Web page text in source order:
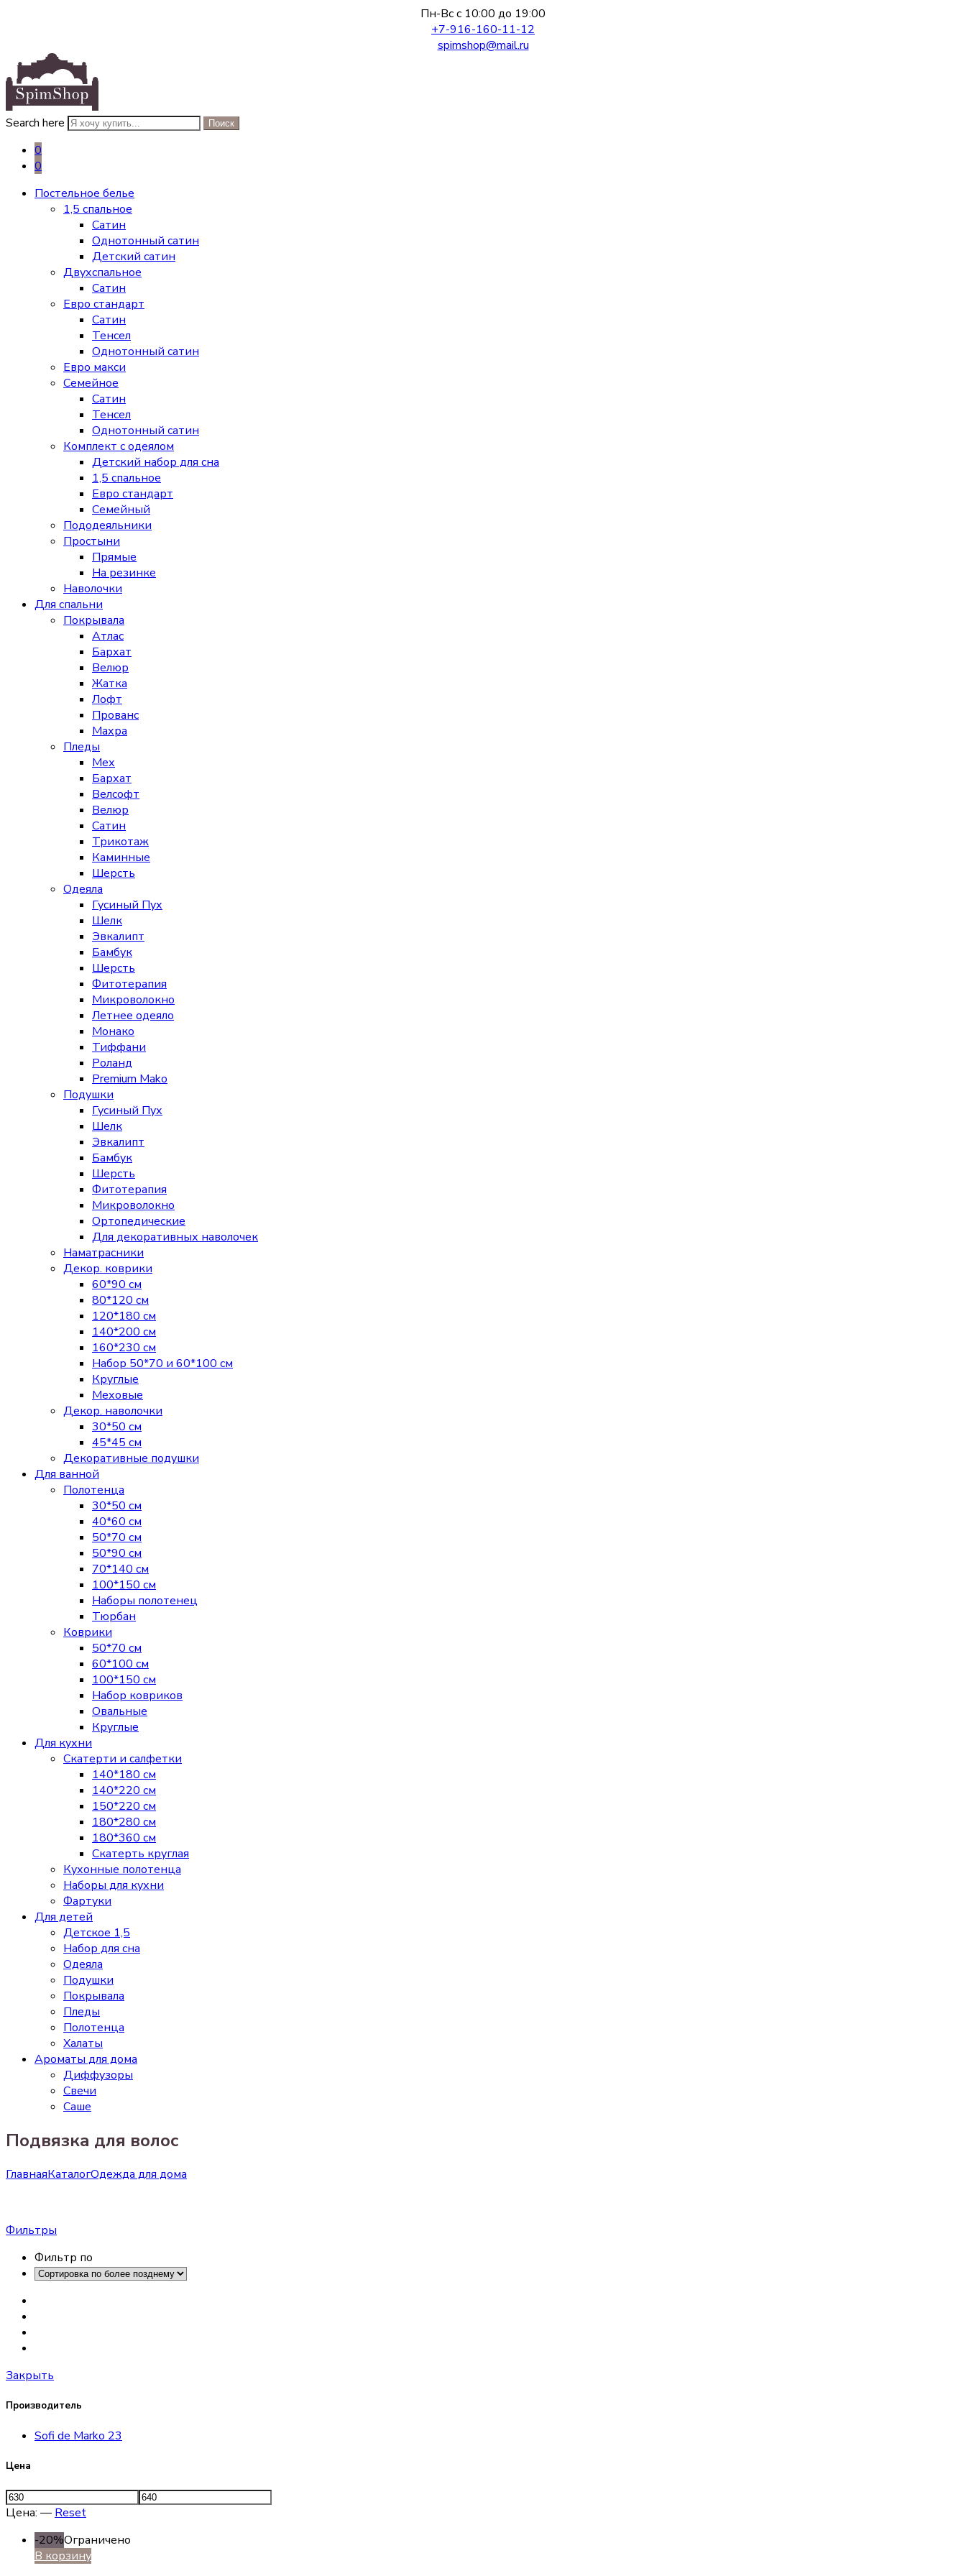
Пн-Вс с 10:00 до 19:00
+7-916-160-11-12
spimshop@mail.ru
Search here Поиск
0
0
Постельное белье
1,5 спальное
Сатин
Однотонный сатин
Детский сатин
Двухспальное
Сатин
Евро стандарт
Сатин
Тенсел
Однотонный сатин
Евро макси
Семейное
Сатин
Тенсел
Однотонный сатин
Комплект с одеялом
Детский набор для сна
1,5 спальное
Евро стандарт
Семейный
Пододеяльники
Простыни
Прямые
На резинке
Наволочки
Для спальни
Покрывала
Атлас
Бархат
Велюр
Жатка
Лофт
Прованс
Махра
Пледы
Мех
Бархат
Велсофт
Велюр
Сатин
Трикотаж
Каминные
Шерсть
Одеяла
Гусиный Пух
Шелк
Эвкалипт
Бамбук
Шерсть
Фитотерапия
Микроволокно
Летнее одеяло
Монако
Тиффани
Роланд
Premium Mako
Подушки
Гусиный Пух
Шелк
Эвкалипт
Бамбук
Шерсть
Фитотерапия
Микроволокно
Ортопедические
Для декоративных наволочек
Наматрасники
Декор. коврики
60*90 см
80*120 см
120*180 см
140*200 см
160*230 см
Набор 50*70 и 60*100 см
Круглые
Меховые
Декор. наволочки
30*50 см
45*45 см
Декоративные подушки
Для ванной
Полотенца
30*50 см
40*60 см
50*70 см
50*90 см
70*140 см
100*150 см
Наборы полотенец
Тюрбан
Коврики
50*70 см
60*100 см
100*150 см
Набор ковриков
Овальные
Круглые
Для кухни
Скатерти и салфетки
140*180 см
140*220 см
150*220 см
180*280 см
180*360 см
Скатерть круглая
Кухонные полотенца
Наборы для кухни
Фартуки
Для детей
Детское 1,5
Набор для сна
Одеяла
Подушки
Покрывала
Пледы
Полотенца
Халаты
Ароматы для дома
Диффузоры
Свечи
Cаше
Подвязка для волос
ГлавнаяКаталогОдежда для дома
Фильтры
Фильтр по
Закрыть
Производитель
Sofi de Marko 23
Цена
Цена: — Reset
-20%Ограничено
В корзину